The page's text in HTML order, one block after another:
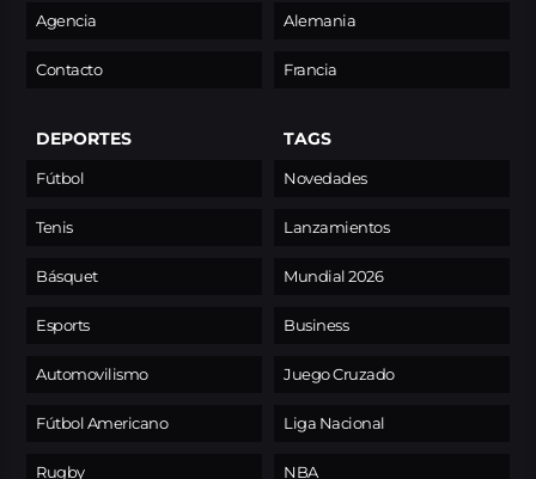
Agencia
Contacto
Alemania
Francia
DEPORTES
Fútbol
Tenis
Básquet
Esports
Automovilismo
Fútbol Americano
Rugby
TAGS
Novedades
Lanzamientos
Mundial 2026
Business
Juego Cruzado
Liga Nacional
NBA